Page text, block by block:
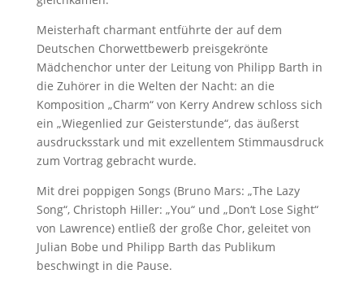
Meisterhaft charmant entführte der auf dem
Deutschen Chorwettbewerb preisgekrönte
Mädchenchor unter der Leitung von Philipp Barth in
die Zuhörer in die Welten der Nacht: an die
Komposition „Charm“ von Kerry Andrew schloss sich
ein „Wiegenlied zur Geisterstunde“, das äußerst
ausdrucksstark und mit exzellentem Stimmausdruck
zum Vortrag gebracht wurde.
Mit drei poppigen Songs (Bruno Mars: „The Lazy
Song“, Christoph Hiller: „You“ und „Don‘t Lose Sight“
von Lawrence) entließ der große Chor, geleitet von
Julian Bobe und Philipp Barth das Publikum
beschwingt in die Pause.